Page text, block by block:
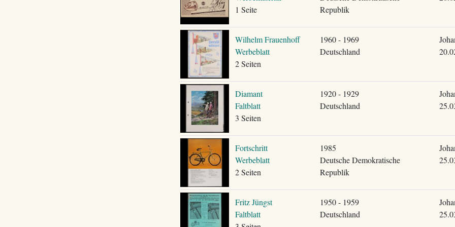
1 Seite
Republik
Wilhelm Frauenhoff
Werbeblatt
2 Seiten
1960 - 1969
Deutschland
Diamant
Faltblatt
3 Seiten
1920 - 1929
Deutschland
Fortschritt
Werbeblatt
2 Seiten
1985
Deutsche Demokratische
Republik
Fritz Jüngst
Faltblatt
1950 - 1959
Deutschland